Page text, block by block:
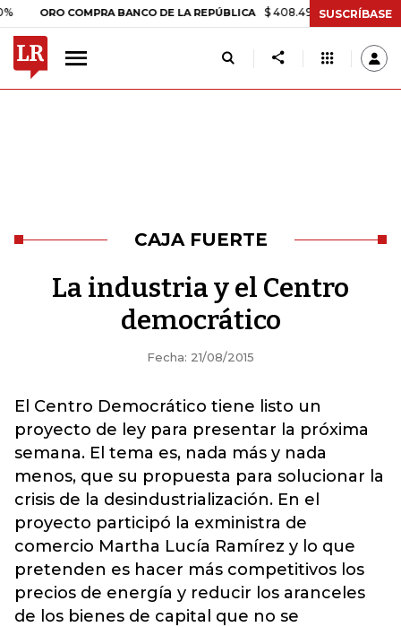
ORO COMPRA BANCO DE LA REPÚBLICA $ 408.498,97 +$ 8.753,81
SUSCRÍBASE
CAJA FUERTE
La industria y el Centro
democrático
Fecha: 21/08/2015
El Centro Democrático tiene listo un
proyecto de ley para presentar la próxima
semana. El tema es, nada más y nada
menos, que su propuesta para solucionar la
crisis de la desindustrialización. En el
proyecto participó la exministra de
comercio Martha Lucía Ramírez y lo que
pretenden es hacer más competitivos los
precios de energía y reducir los aranceles
de los bienes de capital que no se